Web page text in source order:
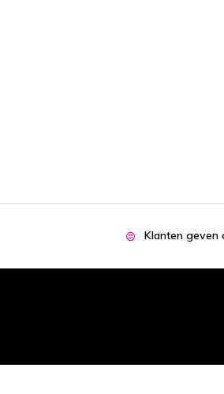
Klanten geven